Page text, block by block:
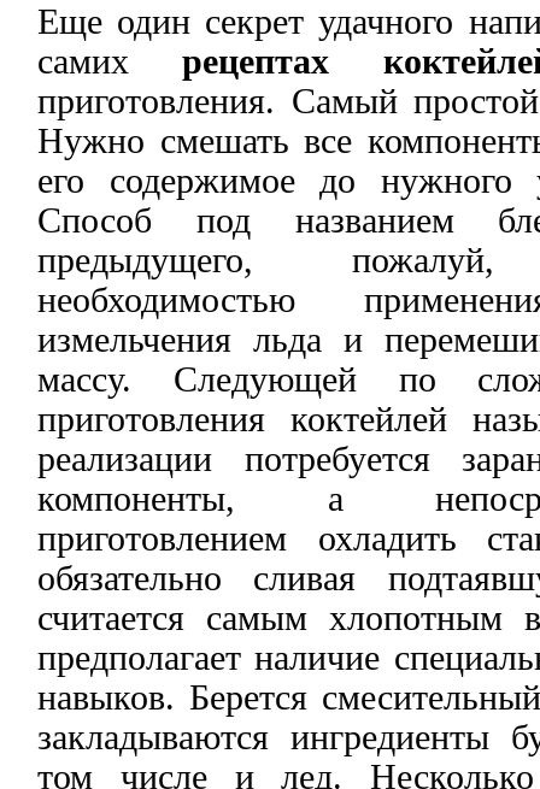
Еще один секрет удачного
самихрецептах
приготовления. Самый
Нужно смешать все
его содержимое до нужного
Способ под названием
предыдущего,
необходимостью
измельчения льда и
массу. Следующей по
приготовления коктейлей
реализации потребуется
компоненты, а
приготовлением охладить
обязательно сливая
считается самым хлопотным
предполагает наличие
навыков. Берется
закладываются ингредиенты
том числе и лед. Несколько